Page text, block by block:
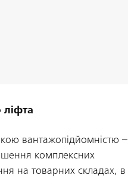
ліфта
вантажопідйомністю –
комплексних
на товарних складах, в